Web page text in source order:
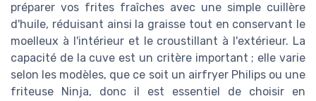
préparer vos frites fraîches avec une simple cuillère
d'huile, réduisant ainsi la graisse tout en conservant le
moelleux à l'intérieur et le croustillant à l'extérieur. La
capacité de la cuve est un critère important ; elle varie
selon les modèles, que ce soit un airfryer Philips ou une
friteuse Ninja, donc il est essentiel de choisir en